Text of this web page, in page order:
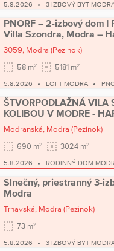
5.8.2026 3 IZBOVÝ BYT
PNORF – 2-izbový dom |
Villa Szondra, Modra –
3059, Modra (Pezinok)
58 m2 5181 m2
5.8.2026 LOFT MODRA
ŠTVORPODLAŽNÁ VILA
KOLIBOU V MODRE -
Modranská, Modra (Pezinok)
690 m2 3024 m2
5.8.2026 RODINNÝ DOM
Slnečný, priestranný 3-
Modra
Trnavská, Modra (Pezinok)
73 m2
5.8.2026 3 IZBOVÝ BYT